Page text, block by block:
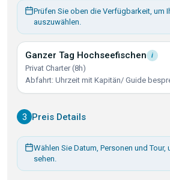
Prüfen Sie oben die Verfügbarkeit, um
auszuwählen.
Ganzer Tag Hochseefischen i
Privat Charter (8h)
Abfahrt: Uhrzeit mit Kapitän/ Guide
3 Preis Details
Wählen Sie Datum, Personen und Tour,
sehen.